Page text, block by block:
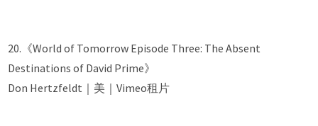
20.《World of Tomorrow Episode Three: The Absent
Destinations of David Prime》
Don Hertzfeldt｜美｜Vimeo租片